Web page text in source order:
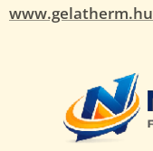
www.gelatherm.hu